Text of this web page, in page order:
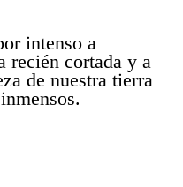
intenso a
recién cortada y a
de nuestra tierra